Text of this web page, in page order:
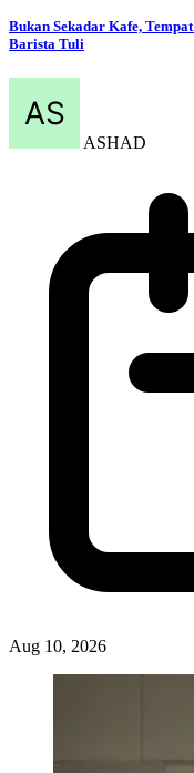
Bukan Sekadar Kafe,
Barista Tuli
ASHAD
Aug 10, 2026